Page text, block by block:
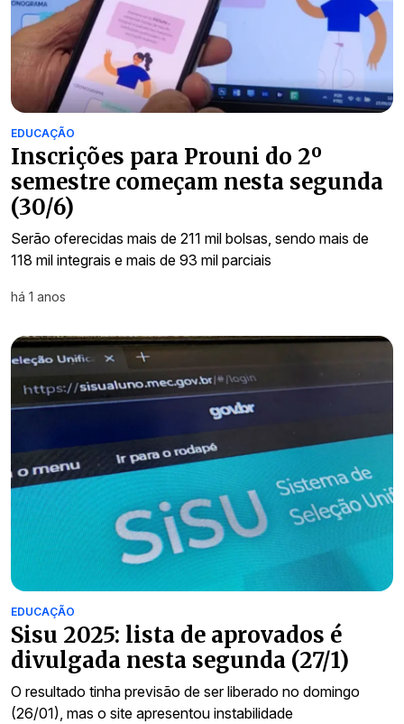
EDUCAÇÃO
Inscrições para Prouni do 2º
semestre começam nesta segunda
(30/6)
Serão oferecidas mais de 211 mil bolsas, sendo mais de
118 mil integrais e mais de 93 mil parciais
há 1 anos
EDUCAÇÃO
Sisu 2025: lista de aprovados é
divulgada nesta segunda (27/1)
O resultado tinha previsão de ser liberado no domingo
(26/01), mas o site apresentou instabilidade